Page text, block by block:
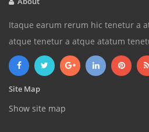
Itaque earum rerum hic tenetur a
atque tenetur a atque atatum
Site Map
Show site map